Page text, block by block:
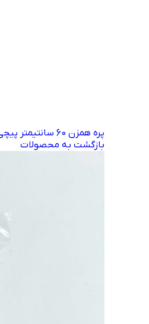
پره همزن 60 سانتیمتر پیچی| میله همزن 60 سانتی
بازگشت به محصولات